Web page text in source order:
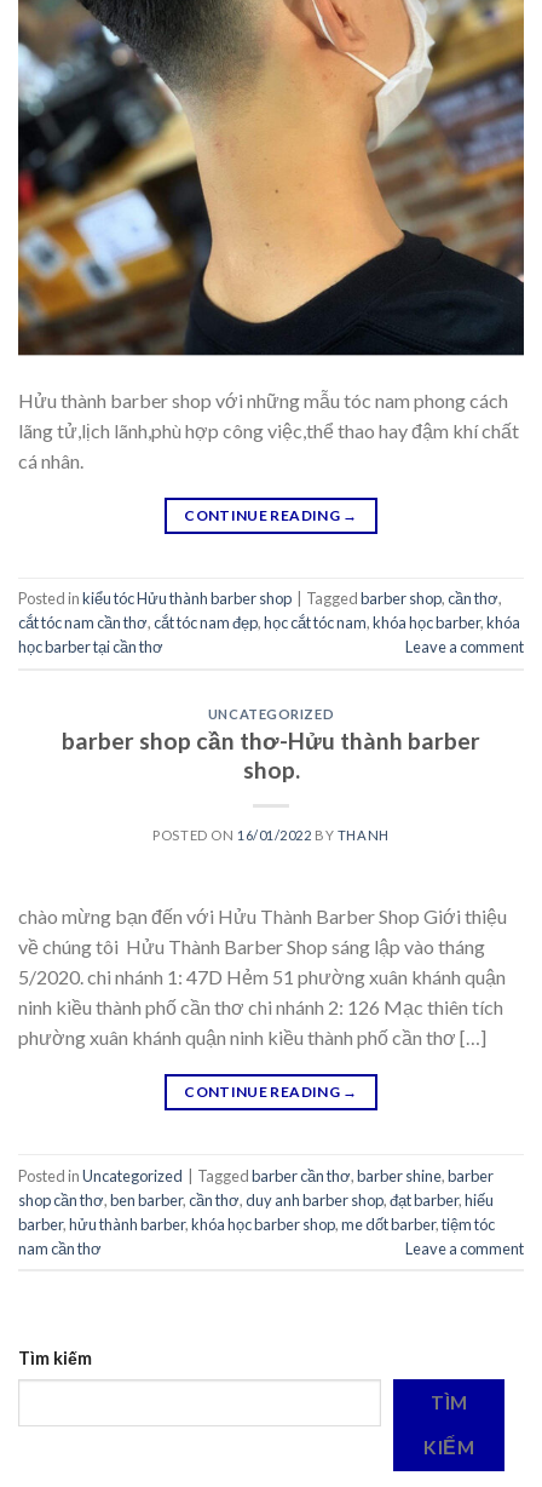
Hửu thành barber shop với những mẫu tóc nam phong cách
lãng tử,lịch lãnh,phù hợp công việc,thể thao hay đậm khí chất
cá nhân.
CONTINUE READING →
Posted inkiểu tóc Hửu thành barber shop Taggedbarber shop,cần thơ,
cắt tóc nam cần thơ,cắt tóc nam đẹp,học cắt tóc nam,khóa học barber,khóa
học barber tại cần thơ
Leave a comment
UNCATEGORIZED
barber shop cần thơ-Hửu thành barber
shop.
POSTED ON 16/01/2022 BY THANH
chào mừng bạn đến với Hửu Thành Barber Shop Giới thiệu
về chúng tôi Hửu Thành Barber Shop sáng lập vào tháng
5/2020. chi nhánh 1: 47D Hẻm 51 phường xuân khánh quận
ninh kiều thành phố cần thơ chi nhánh 2: 126 Mạc thiên tích
phường xuân khánh quận ninh kiều thành phố cần thơ […]
CONTINUE READING →
Posted inUncategorized Taggedbarber cần thơ,barber shine,barber
shop cần thơ,ben barber,cần thơ,duy anh barber shop,đạt barber,hiếu
barber,hửu thành barber,khóa học barber shop,me dốt barber,tiệm tóc
nam cần thơ
Leave a comment
Tìm kiếm
TÌM
KIẾM